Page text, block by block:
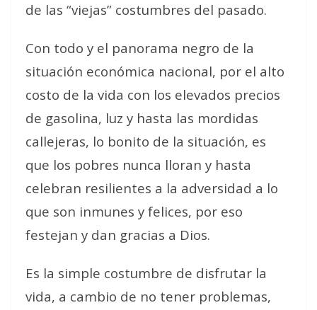
de las “viejas” costumbres del pasado.
Con todo y el panorama negro de la
situación económica nacional, por el alto
costo de la vida con los elevados precios
de gasolina, luz y hasta las mordidas
callejeras, lo bonito de la situación, es
que los pobres nunca lloran y hasta
celebran resilientes a la adversidad a lo
que son inmunes y felices, por eso
festejan y dan gracias a Dios.
Es la simple costumbre de disfrutar la
vida, a cambio de no tener problemas,